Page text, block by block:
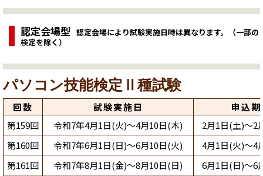
認定会場型 認定会場により試験実施日時は異なります。（一部の
検定を除く）
パソコン技能検定Ⅱ種試験
回数 試験実施日
申込
第159回
令和7年4月1日(火)～4月10日(木)
2月1日(土)～2
第160回
令和7年6月1日(日)～6月10日(火)
4月1日(火)～4
第161回
令和7年8月1日(金)～8月10日(日)
6月1日(日)～6